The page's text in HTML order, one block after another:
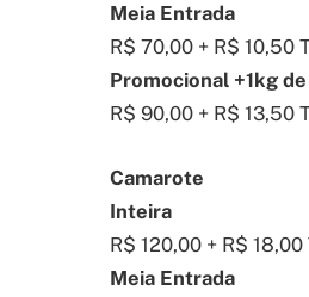
Meia Entrada
R$ 70,00 + R$ 10,50
Promocional +1kg
R$ 90,00 + R$ 13,50
Camarote
Inteira
R$ 120,00 + R$ 18,00
Meia Entrada